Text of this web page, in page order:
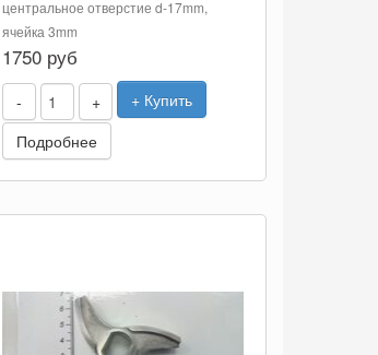
центральное отверстие d-17mm,
ячейка 3mm
1750 руб
- +
+ Купить
Подробнее